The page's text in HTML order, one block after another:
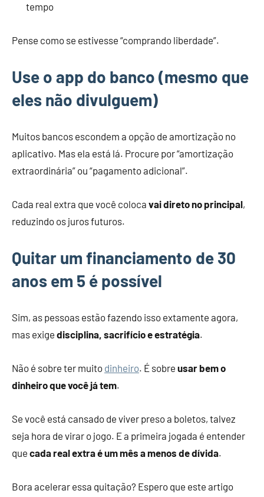
tempo
Pense como se estivesse “comprando liberdade”.
Use o app do banco (mesmo que
eles não divulguem)
Muitos bancos escondem a opção de amortização no
aplicativo. Mas ela está lá. Procure por “amortização
extraordinária” ou “pagamento adicional”.
Cada real extra que você coloca vai direto no principal,
reduzindo os juros futuros.
Quitar um financiamento de 30
anos em 5 é possível
Sim, as pessoas estão fazendo isso extamente agora,
mas exige disciplina, sacrifício e estratégia.
Não é sobre ter muito dinheiro. É sobre usar bem o
dinheiro que você já tem.
Se você está cansado de viver preso a boletos, talvez
seja hora de virar o jogo. E a primeira jogada é entender
que cada real extra é um mês a menos de dívida.
Bora acelerar essa quitação? Espero que este artigo